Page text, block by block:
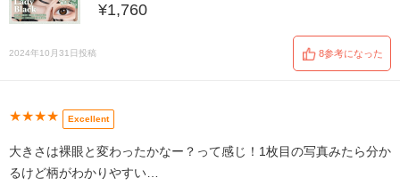
¥1,760
2024年10月31日投稿 8参考になった
★★★★ Excellent
大きさは裸眼と変わったかなー？って感じ！1枚目の写真みたら分か
るけど柄がわかりやすい…